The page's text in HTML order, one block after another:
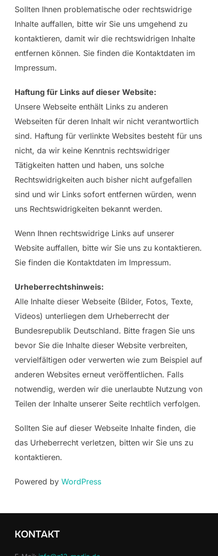
Sollten Ihnen problematische oder rechtswidrige
Inhalte auffallen, bitte wir Sie uns umgehend zu
kontaktieren, damit wir die rechtswidrigen Inhalte
entfernen können. Sie finden die Kontaktdaten im
Impressum.
Haftung für Links auf dieser Website:
Unsere Webseite enthält Links zu anderen
Webseiten für deren Inhalt wir nicht verantwortlich
sind. Haftung für verlinkte Websites besteht für uns
nicht, da wir keine Kenntnis rechtswidriger
Tätigkeiten hatten und haben, uns solche
Rechtswidrigkeiten auch bisher nicht aufgefallen
sind und wir Links sofort entfernen würden, wenn
uns Rechtswidrigkeiten bekannt werden.
Wenn Ihnen rechtswidrige Links auf unserer
Website auffallen, bitte wir Sie uns zu kontaktieren.
Sie finden die Kontaktdaten im Impressum.
Urheberrechtshinweis:
Alle Inhalte dieser Webseite (Bilder, Fotos, Texte,
Videos) unterliegen dem Urheberrecht der
Bundesrepublik Deutschland. Bitte fragen Sie uns
bevor Sie die Inhalte dieser Website verbreiten,
vervielfältigen oder verwerten wie zum Beispiel auf
anderen Websites erneut veröffentlichen. Falls
notwendig, werden wir die unerlaubte Nutzung von
Teilen der Inhalte unserer Seite rechtlich verfolgen.
Sollten Sie auf dieser Webseite Inhalte finden, die
das Urheberrecht verletzen, bitten wir Sie uns zu
kontaktieren.
Powered by WordPress
KONTAKT